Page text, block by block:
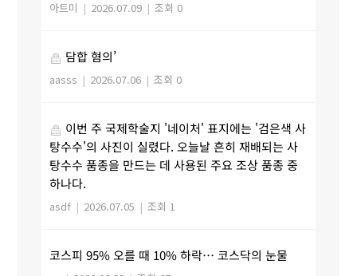
아트미 | 2026.07.09 | 조회 0
담합 혐의’
aasss | 2026.07.06 | 조회 0
이번 주 국제학술지 '네이처' 표지에는 '검은색 사
탕수수'의 사진이 실렸다. 오늘날 흔히 재배되는 사
탕수수 품종을 만드는 데 사용된 주요 조상 품종 중
하나다.
asdf | 2026.07.05 | 조회 1
코스피 95% 오를 때 10% 하락… 코스닥의 눈물